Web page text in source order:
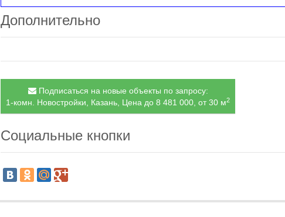
Дополнительно
Подписаться на новые объекты по запросу:
1-комн. Новостройки, Казань, Цена до 8 481 000, от 30 м2
Социальные кнопки